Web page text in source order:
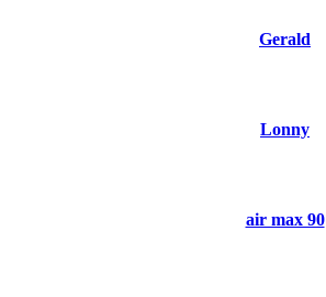
Gerald
Lonny
air max 90